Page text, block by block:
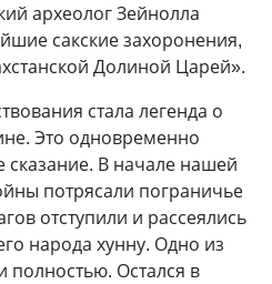
археолог Зейнолла
сакские захоронения,
Долиной Царей».
стала легенда о
Это одновременно
сказание. В начале нашей
потрясали пограничье
отступили и рассеялись
народа хунну. Одно из
полностью. Остался в